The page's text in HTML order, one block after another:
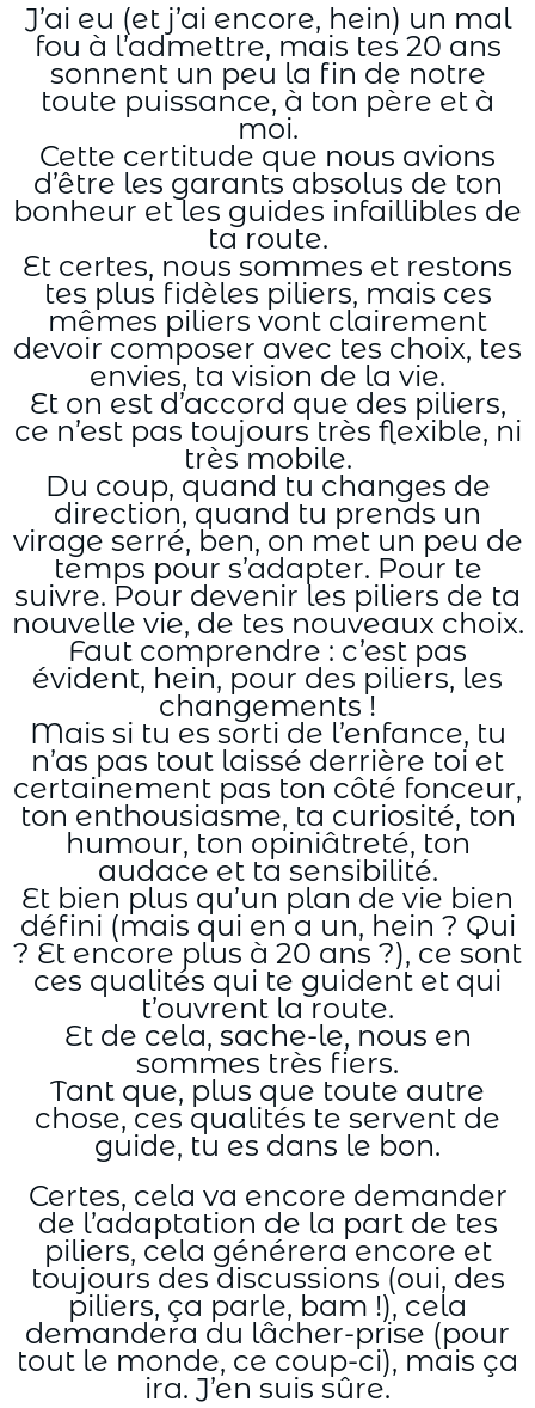
J’ai eu (et j’ai encore, hein) un mal
fou à l’admettre, mais tes 20 ans
sonnent un peu la fin de notre
toute puissance, à ton père et à
moi.
Cette certitude que nous avions
d’être les garants absolus de ton
bonheur et les guides infaillibles de
ta route.
Et certes, nous sommes et restons
tes plus fidèles piliers, mais ces
mêmes piliers vont clairement
devoir composer avec tes choix, tes
envies, ta vision de la vie.
Et on est d’accord que des piliers,
ce n’est pas toujours très flexible, ni
très mobile.
Du coup, quand tu changes de
direction, quand tu prends un
virage serré, ben, on met un peu de
temps pour s’adapter. Pour te
suivre. Pour devenir les piliers de ta
nouvelle vie, de tes nouveaux choix.
Faut comprendre : c’est pas
évident, hein, pour des piliers, les
changements !
Mais si tu es sorti de l’enfance, tu
n’as pas tout laissé derrière toi et
certainement pas ton côté fonceur,
ton enthousiasme, ta curiosité, ton
humour, ton opiniâtreté, ton
audace et ta sensibilité.
Et bien plus qu’un plan de vie bien
défini (mais qui en a un, hein ? Qui
? Et encore plus à 20 ans ?), ce sont
ces qualités qui te guident et qui
t’ouvrent la route.
Et de cela, sache-le, nous en
sommes très fiers.
Tant que, plus que toute autre
chose, ces qualités te servent de
guide, tu es dans le bon.
Certes, cela va encore demander
de l’adaptation de la part de tes
piliers, cela générera encore et
toujours des discussions (oui, des
piliers, ça parle, bam !), cela
demandera du lâcher-prise (pour
tout le monde, ce coup-ci), mais ça
ira. J’en suis sûre.